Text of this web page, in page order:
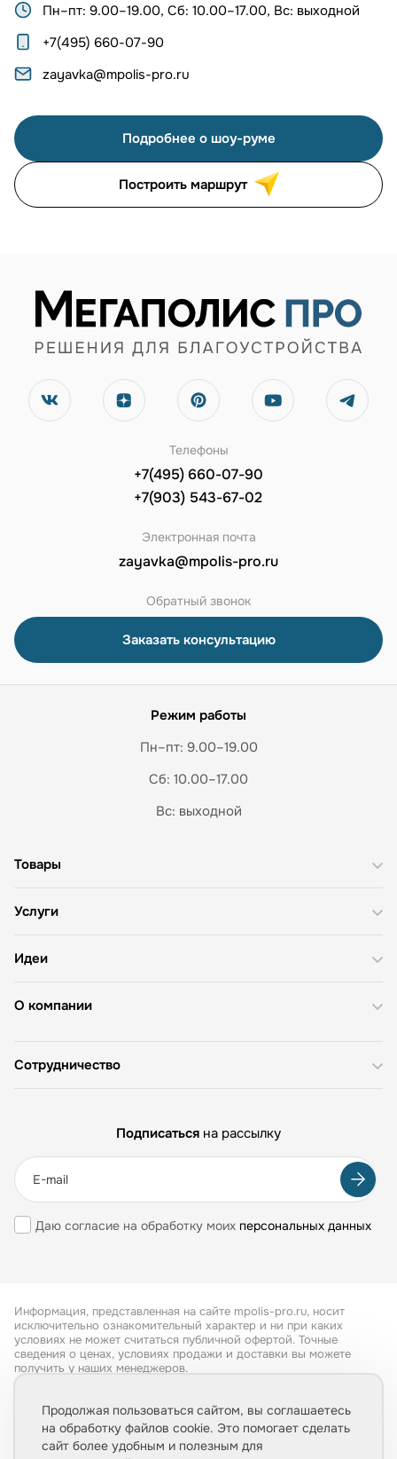
Пн–пт: 9.00–19.00, Сб: 10.00–17.00, Вс: выходной
+7(495) 660-07-90
zayavka@mpolis-pro.ru
Подробнее о шоу-руме
Построить маршрут
Телефоны
+7(495) 660-07-90
+7(903) 543-67-02
Электронная почта
zayavka@mpolis-pro.ru
Обратный звонок
Заказать консультацию
Режим работы
Пн–пт: 9.00–19.00
Сб: 10.00–17.00
Вс: выходной
О компании
Товары
Услуги
Идеи
Сотрудничество
Подписаться на рассылку
Даю согласие на обработку моих персональных данных
Информация, представленная на сайте mpolis-pro.ru, носит
исключительно ознакомительный характер и ни при каких
условиях не может считаться публичной офертой. Точные
сведения о ценах, условиях продажи и доставки вы можете
получить у наших менеджеров.
Обработка персональных данных
Продолжая пользоваться сайтом, вы соглашаетесь
на обработку файлов cookie. Это помогает сделать
сайт более удобным и полезным для